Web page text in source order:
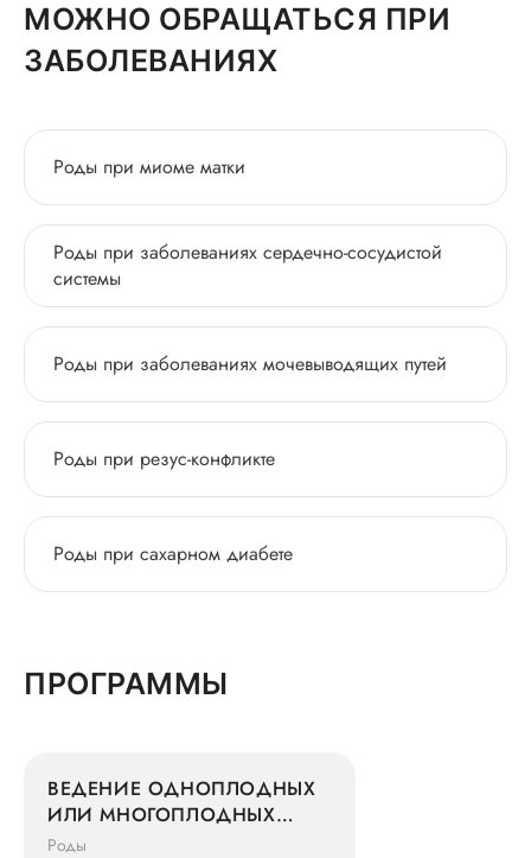
МОЖНО ОБРАЩАТЬСЯ ПРИ
ЗАБОЛЕВАНИЯХ
Роды при миоме матки
Роды при заболеваниях сердечно-сосудистой
системы
Роды при заболеваниях мочевыводящих путей
Роды при резус-конфликте
Роды при сахарном диабете
ПРОГРАММЫ
ВЕДЕНИЕ ОДНОПЛОДНЫХ
ИЛИ МНОГОПЛОДНЫХ
РОДОВ
Роды